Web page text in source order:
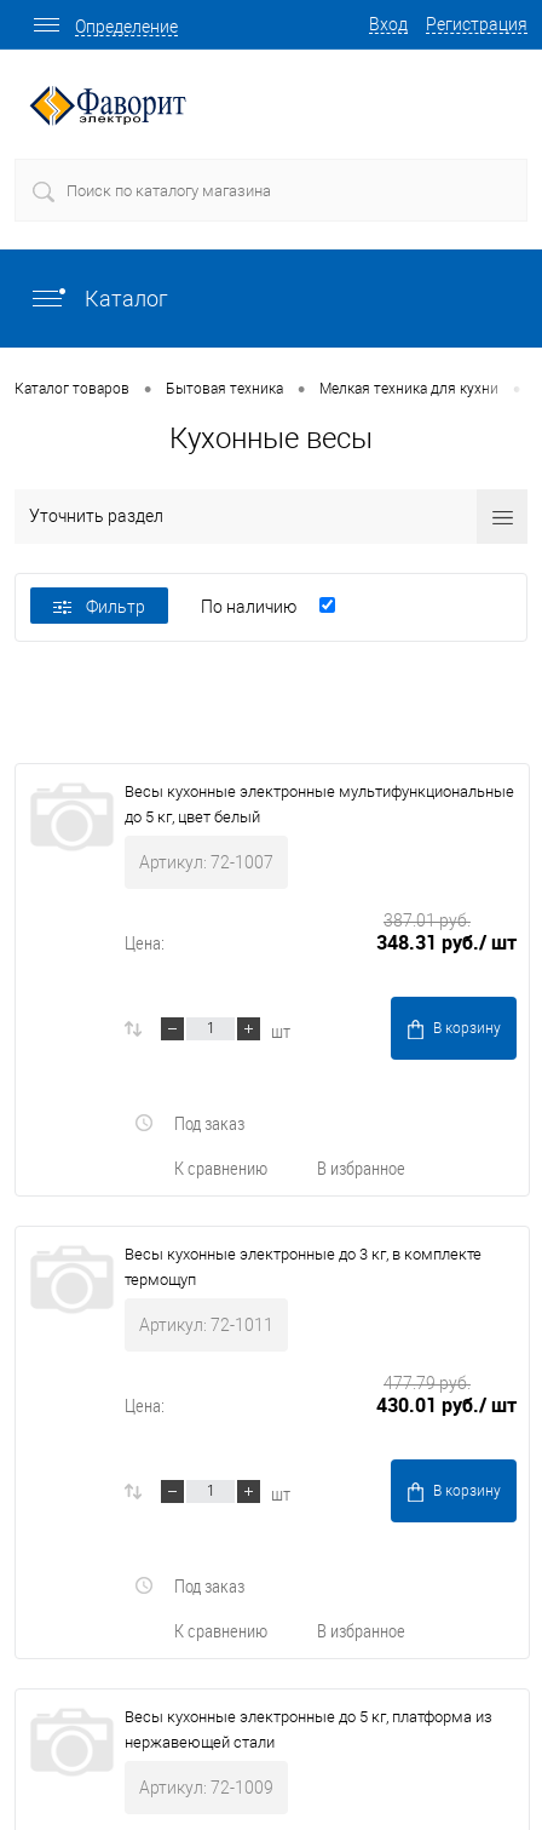
Вход Регистрация
Определение
Каталог
Каталог товаров • Бытовая техника • Мелкая техника для кухни •
Кухонные весы
Уточнить раздел
Фильтр По наличию
Весы кухонные электронные мультифункциональные
до 5 кг, цвет белый
Артикул: 72-1007
Цена: 348.31 руб./ шт
387.01 руб.
шт В корзину
К сравнению В избранное
Под заказ
Весы кухонные электронные до 3 кг, в комплекте
термощуп
Артикул: 72-1011
Цена: 430.01 руб./ шт
477.79 руб.
шт В корзину
К сравнению В избранное
Под заказ
Весы кухонные электронные до 5 кг, платформа из
нержавеющей стали
Артикул: 72-1009